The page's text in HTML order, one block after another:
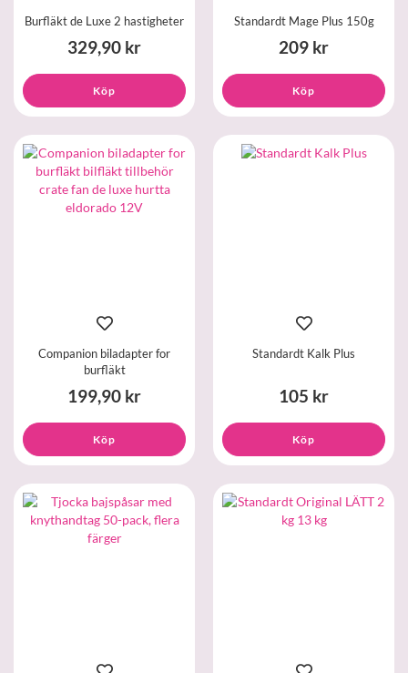
Burfläkt de Luxe 2 hastigheter
329,90 kr
Köp
Standardt Mage Plus 150g
209 kr
Köp
Companion biladapter for
burfläkt
199,90 kr
Köp
Standardt Kalk Plus
105 kr
Köp